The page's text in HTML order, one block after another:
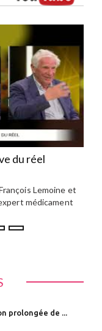
du réel
Lemoine et
médicament
Méningiome : l’utilisation prolongée de ...